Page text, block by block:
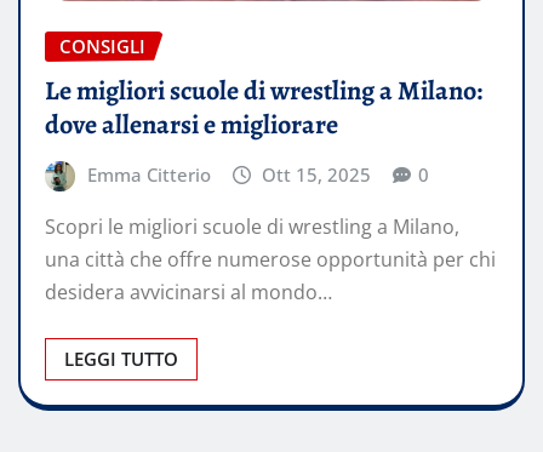
CONSIGLI
Le migliori scuole di wrestling a Milano:
dove allenarsi e migliorare
Emma Citterio Ott 15, 2025 0
Scopri le migliori scuole di wrestling a Milano,
una città che offre numerose opportunità per chi
desidera avvicinarsi al mondo…
LEGGI TUTTO